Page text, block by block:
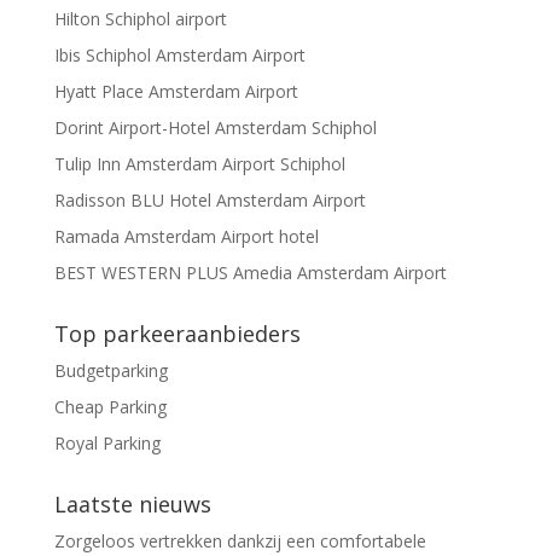
Hilton Schiphol airport
Ibis Schiphol Amsterdam Airport
Hyatt Place Amsterdam Airport
Dorint Airport-Hotel Amsterdam Schiphol
Tulip Inn Amsterdam Airport Schiphol
Radisson BLU Hotel Amsterdam Airport
Ramada Amsterdam Airport hotel
BEST WESTERN PLUS Amedia Amsterdam Airport
Top parkeeraanbieders
Budgetparking
Cheap Parking
Royal Parking
Laatste nieuws
Zorgeloos vertrekken dankzij een comfortabele